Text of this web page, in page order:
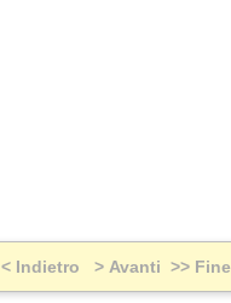
< Indietro > Avanti >> Fine